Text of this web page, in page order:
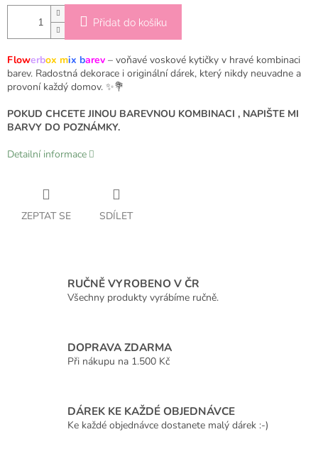
Přidat do košíku
Flowerbox mix barev – voňavé voskové kytičky v hravé kombinaci
barev. Radostná dekorace i originální dárek, který nikdy neuvadne a
provoní každý domov. ✨💐
POKUD CHCETE JINOU BAREVNOU KOMBINACI , NAPIŠTE MI
BARVY DO POZNÁMKY.
Detailní informace
ZEPTAT SE SDÍLET
RUČNĚ VYROBENO V ČR
Všechny produkty vyrábíme ručně.
DOPRAVA ZDARMA
Při nákupu na 1.500 Kč
DÁREK KE KAŽDÉ OBJEDNÁVCE
Ke každé objednávce dostanete malý dárek :-)